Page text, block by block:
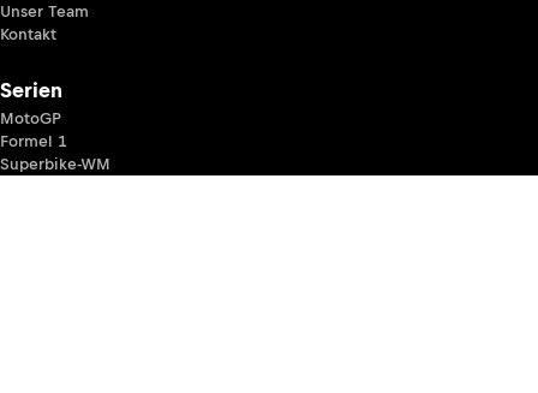
Unser Team
Kontakt
Serien
MotoGP
Formel 1
Superbike-WM